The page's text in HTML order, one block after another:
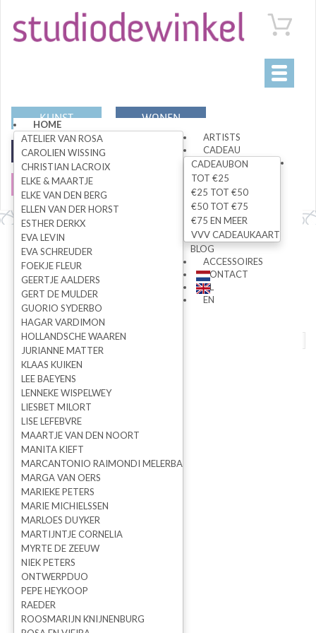
Toggle
HOME
ARTISTS
ATELIER VAN ROSA
CAROLIEN WISSING
CHRISTIAN LACROIX
ELKE & MAARTJE
ELKE VAN DEN BERG
ELLEN VAN DER HORST
ESTHER DERKX
EVA LEVIN
EVA SCHREUDER
FOEKJE FLEUR
GEERTJE AALDERS
GERT DE MULDER
GUORIO SYDERBO
HAGAR VARDIMON
HOLLANDSCHE WAAREN
JURIANNE MATTER
KLAAS KUIKEN
LEE BAEYENS
LENNEKE WISPELWEY
LIESBET MILORT
LISE LEFEBVRE
MAARTJE VAN DEN NOORT
MANITA KIEFT
MARCANTONIO RAIMONDI MELERBA
MARGA VAN OERS
MARIEKE PETERS
MARIE MICHIELSSEN
MARLOES DUYKER
MARTIJNTJE CORNELIA
MYRTE DE ZEEUW
NIEK PETERS
ONTWERPDUO
PEPE HEYKOOP
RAEDER
ROOSMARIJN KNIJNENBURG
CADEAU
CADEAUBON
TOT €25
€25 TOT €50
€50 TOT €75
€75 EN MEER
VVV CADEAUKAART
BLOG
ACCESSOIRES
CONTACT
NL
EN
KUNST WONEN
MODE
SALE
ZOEK
terug naar overzicht
VERKOCHT Candy B
wandobject
Martijntje Cornelia
Prijs